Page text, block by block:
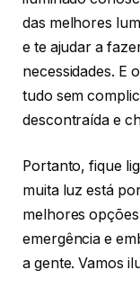
das melhores
e te ajudar a
necessidades. E
tudo sem
descontraída e
Portanto, fique
muita luz está
melhores
emergência e
a gente. Vamos